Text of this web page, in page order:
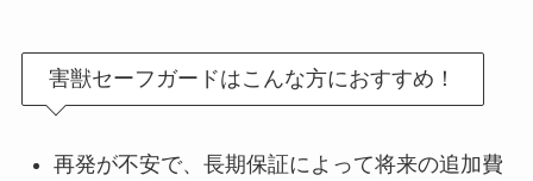
害獣セーフガードはこんな方におすすめ！
再発が不安で、長期保証によって将来の追加費